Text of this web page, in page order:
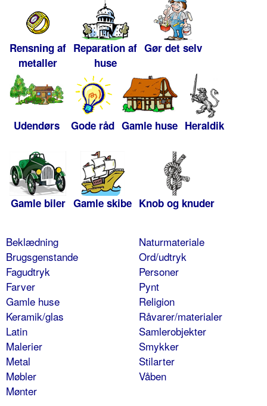
Rensning af
metaller
Reparation af
huse
Gør det selv
Udendørs Gode råd Gamle huse Heraldik
Gamle biler Gamle skibe Knob og knuder
Beklædning
Brugsgenstande
Fagudtryk
Farver
Gamle huse
Keramik/glas
Latin
Malerier
Metal
Møbler
Mønter
Naturmateriale
Ord/udtryk
Personer
Pynt
Religion
Råvarer/materialer
Samlerobjekter
Smykker
Stilarter
Våben